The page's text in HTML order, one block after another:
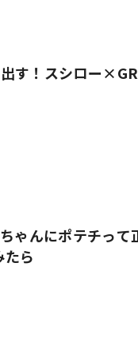
出す！スシロー
ゃんにポテチっ
ら